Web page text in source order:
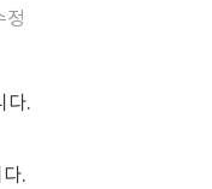
정
다.
.